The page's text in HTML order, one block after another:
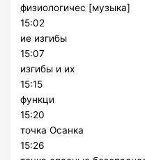
физиологичес [музыка]
15:02
ие изгибы
15:07
изгибы и их
15:15
функци
15:20
точка Осанка
15:26